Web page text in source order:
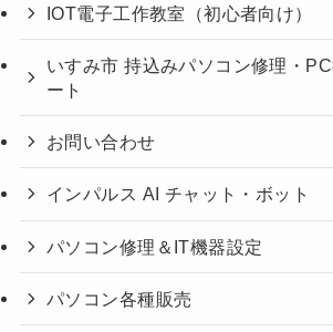
IOT電子工作教室（初心者向け）
いすみ市 持込みパソコン修理・
ート
お問い合わせ
インパルス AI チャット・ボット
パソコン修理＆IT機器設定
パソコン各種販売